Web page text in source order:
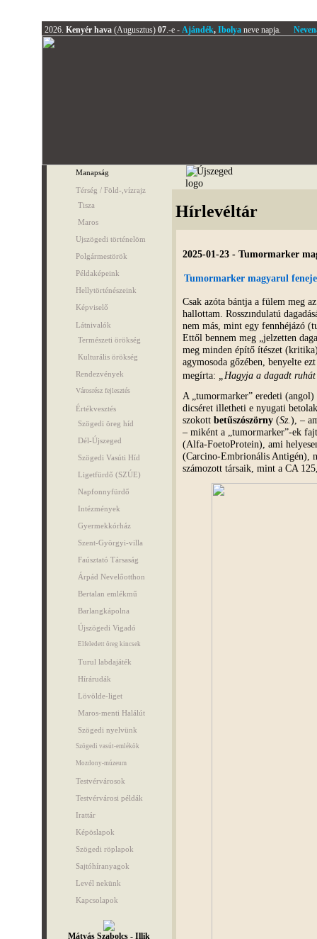
2026. Kenyér hava(Augusztus)07.-e -Ajándék,Ibolya neve napja.
Manapság
Térség / Föld-,vízrajz
Tisza
Maros
Ujszögedi történelöm
Polgármestörök
Példaképeink
Hellytörténészeink
Képviselő
Látnivalók
Természeti örökség
Kulturális örökség
Rendezvények
Városrész fejlesztés
Értékvesztés
Szögedi öreg híd
Dél-Újszeged
Szögedi Vasúti Híd
Ligetfürdő (SZÚE)
Napfonnyfürdő
Intézmények
Gyermekkórház
Szent-Györgyi-villa
Faúsztató Társaság
Árpád Nevelőotthon
Bertalan emlékmű
Barlangkápolna
Újszögedi Vigadó
Elfeledett öreg kincsek
Turul labdajáték
Hírárudák
Lövölde-liget
Maros-menti Halálút
Szögedi nyelvünk
Szögedi vasút-emlékök
Mozdony-múzeum
Testvérvárosok
Testvérvárosi példák
Irattár
Képöslapok
Szögedi röplapok
Sajtóhíranyagok
Levél nekünk
Kapcsolapok
Mátyás Szabolcs - Illik
Hírlevéltár
2025-01-23 - Tumormarker
Tumormarker magyarul
Csak azóta bántja a fülem meg
hallottam. Rosszındulatú
nem más, mint egy fennhéjázó
Ettől bennem meg „jelzetten
meg minden építő ítészet
agymosoda gőzében, benyelte
megírta: „Hagyja a dagadt
A „tumormarker” eredeti
dicséret illetheti e nyugati
szokottbetűszószörny (Sz.), –
– miként a „tumormarker”-ek
(Alfa-FoetoProtein), ami
(Carcino-Embrionális Antigén),
számozott társaik, mint a CA